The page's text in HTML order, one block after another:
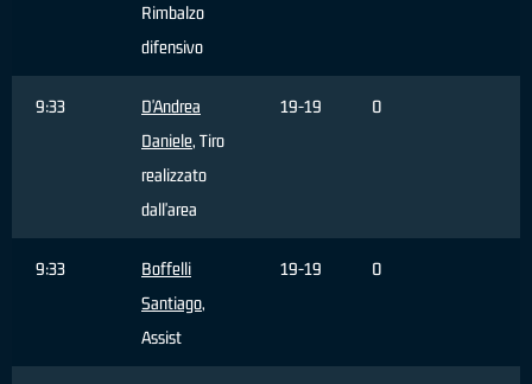
Rimbalzo
difensivo
9:33
D'Andrea
Daniele, Tiro
realizzato
dall'area
19-19 0
9:33
Boffelli
Santiago,
Assist
19-19 0